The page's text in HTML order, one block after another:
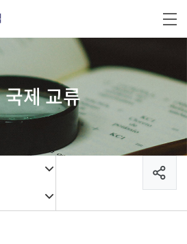
국제 교류